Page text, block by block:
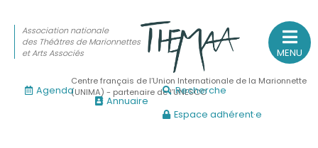
MENU
Association nationale
des Théâtres de Marionnettes
et Arts Associés
Centre français de l’Union Internationale de la Marionnette
(UNIMA) - partenaire de l’UNESCO
Agenda
Annuaire
Recherche
Espace adhérent·e